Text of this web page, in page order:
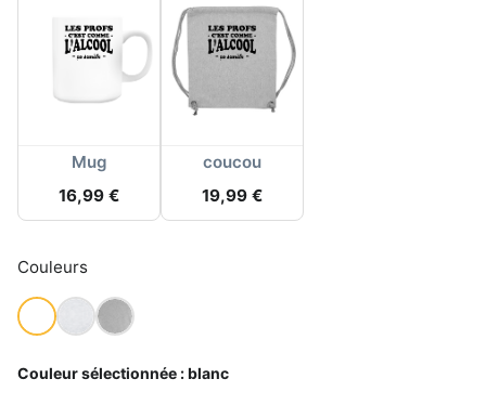
Mug
16,99 €
coucou
19,99 €
Couleurs
Couleur sélectionnée :blanc